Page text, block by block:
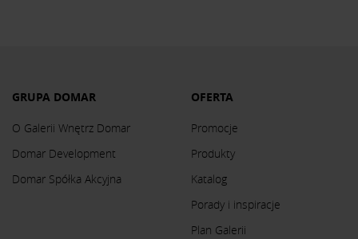
GRUPA DOMAR
O Galerii Wnętrz Domar
Domar Development
Domar Spółka Akcyjna
OFERTA
Promocje
Produkty
Katalog
Porady i inspiracje
Plan Galerii